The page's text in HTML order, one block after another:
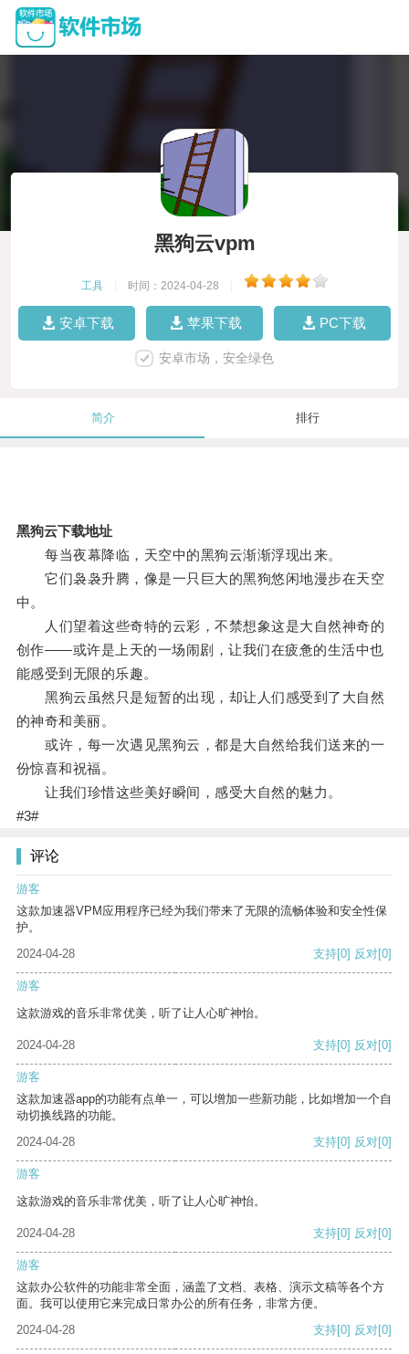
黑狗云vpm
工具 时间：2024-04-28
安卓下载 苹果下载 PC下载
安卓市场，安全绿色
简介 排行
黑狗云下载地址
每当夜幕降临，天空中的黑狗云渐渐浮现出来。
它们袅袅升腾，像是一只巨大的黑狗悠闲地漫步在天空
中。
人们望着这些奇特的云彩，不禁想象这是大自然神奇的
创作——或许是上天的一场闹剧，让我们在疲惫的生活中也
能感受到无限的乐趣。
黑狗云虽然只是短暂的出现，却让人们感受到了大自然
的神奇和美丽。
或许，每一次遇见黑狗云，都是大自然给我们送来的一
份惊喜和祝福。
让我们珍惜这些美好瞬间，感受大自然的魅力。
#3#
评论
游客
这款加速器VPM应用程序已经为我们带来了无限的流畅体验和安全性保
护。
2024-04-28
支持[0] 反对[0]
游客
这款游戏的音乐非常优美，听了让人心旷神怡。
2024-04-28 支持[0] 反对[0]
游客
这款加速器app的功能有点单一，可以增加一些新功能，比如增加一个自
动切换线路的功能。
2024-04-28
支持[0] 反对[0]
游客
这款游戏的音乐非常优美，听了让人心旷神怡。
2024-04-28 支持[0] 反对[0]
游客
这款办公软件的功能非常全面，涵盖了文档、表格、演示文稿等各个方
面。我可以使用它来完成日常办公的所有任务，非常方便。
2024-04-28
支持[0] 反对[0]